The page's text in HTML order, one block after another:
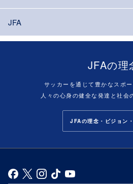
JFA
JFAの理
サッカーを通じて豊かなスポー
人々の心身の健全な発達と社会
JFAの理念・ビジョン